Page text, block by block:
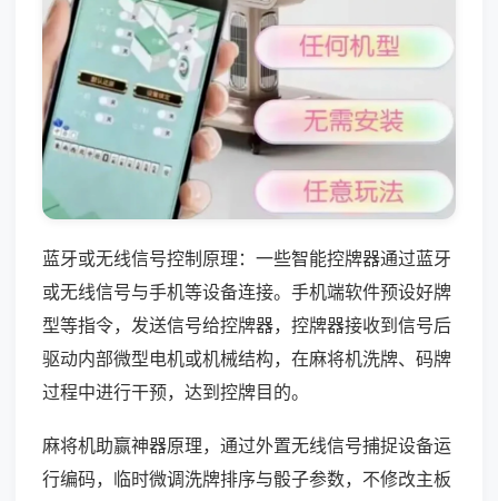
蓝牙或无线信号控制原理：一些智能控牌器通过蓝牙
或无线信号与手机等设备连接。手机端软件预设好牌
型等指令，发送信号给控牌器，控牌器接收到信号后
驱动内部微型电机或机械结构，在麻将机洗牌、码牌
过程中进行干预，达到控牌目的。
麻将机助赢神器原理，通过外置无线信号捕捉设备运
行编码，临时微调洗牌排序与骰子参数，不修改主板